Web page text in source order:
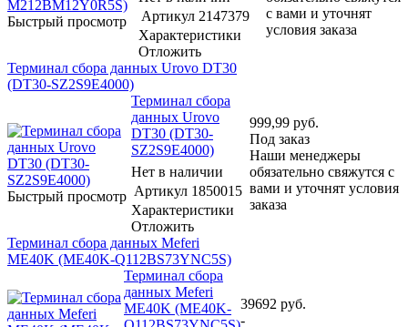
Быстрый просмотр
Артикул 2147379
Характеристики
Отложить
с вами и уточнят
условия заказа
Терминал сбора данных Urovo DT30
(DT30-SZ2S9E4000)
Быстрый просмотр
Терминал сбора
данных Urovo
DT30 (DT30-
SZ2S9E4000)
Нет в наличии
Артикул 1850015
Характеристики
Отложить
999,99 руб.
Под заказ
Наши менеджеры
обязательно свяжутся с
вами и уточнят условия
заказа
Терминал сбора данных Meferi
ME40K (ME40K-Q112BS73YNC5S)
Терминал сбора
данных Meferi
ME40K (ME40K- 39692 руб.
-